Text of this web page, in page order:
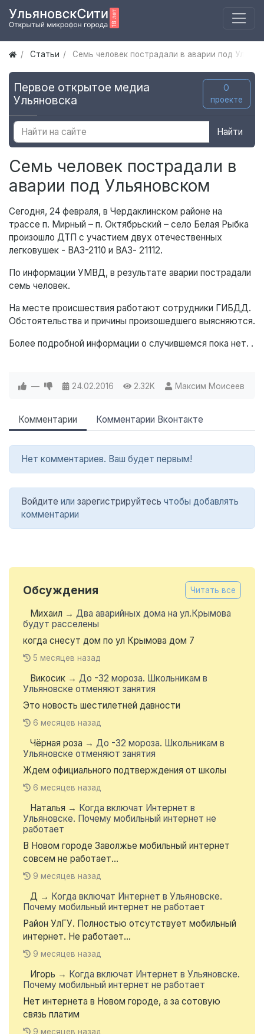
Статьи Семь человек пострадали в аварии под
Первое открытое медиа
Ульяновска
О
проекте
Найти
Семь человек пострадали в
аварии под Ульяновском
Сегодня, 24 февраля, в Чердаклинском районе на
трассе п. Мирный – п. Октябрьский – село Белая Рыбка
произошло ДТП с участием двух отечественных
легковушек - ВАЗ-2110 и ВАЗ- 21112.
По информации УМВД, в результате аварии пострадали
семь человек.
На месте происшествия работают сотрудники ГИБДД.
Обстоятельства и причины произошедшего выясняются.
Более подробной информации о случившемся пока нет. .
— 24.02.2016 2.32K Максим Моисеев
Комментарии Комментарии Вконтакте
Нет комментариев. Ваш будет первым!
Войдите или зарегистрируйтесь чтобы добавлять
комментарии
Обсуждения Читать все
Михаил → Два аварийных дома на ул.Крымова
будут расселены
когда снесут дом по ул Крымова дом 7
5 месяцев назад
Викосик → До -32 мороза. Школьникам в
Ульяновске отменяют занятия
Это новость шестилетней давности
6 месяцев назад
Чёрная роза → До -32 мороза. Школьникам в
Ульяновске отменяют занятия
Ждем официального подтверждения от школы
6 месяцев назад
Наталья → Когда включат Интернет в
Ульяновске. Почему мобильный интернет не
работает
В Новом городе Заволжье мобильный интернет
совсем не работает...
9 месяцев назад
Д → Когда включат Интернет в Ульяновске.
Почему мобильный интернет не работает
Район УлГУ. Полностью отсутствует мобильный
интернет. Не работает...
9 месяцев назад
Игорь → Когда включат Интернет в Ульяновске.
Почему мобильный интернет не работает
Нет интернета в Новом городе, а за сотовую
связь платим
9 месяцев назад